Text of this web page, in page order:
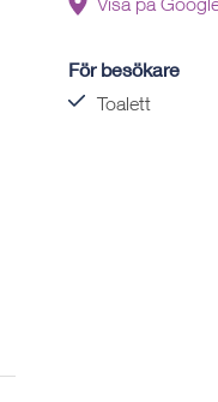
För besökare
Toalett